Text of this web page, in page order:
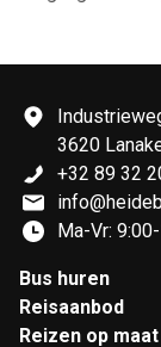
3620
+32 89 32
Ma-Vr:
Bus huren
Reisaanbod
Reizen op maat